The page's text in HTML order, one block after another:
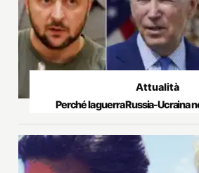
Attualità
Perché la guerra Russia-Ucraina